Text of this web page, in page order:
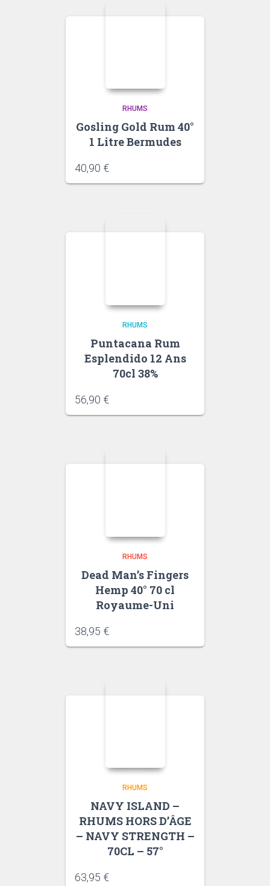
RHUMS
Gosling Gold Rum 40°
1 Litre Bermudes
40,90 €
RHUMS
Puntacana Rum
Esplendido 12 Ans
70cl 38%
56,90 €
RHUMS
Dead Man’s Fingers
Hemp 40° 70 cl
Royaume-Uni
38,95 €
RHUMS
NAVY ISLAND –
RHUMS HORS D’ÂGE
– NAVY STRENGTH –
70CL – 57°
63,95 €